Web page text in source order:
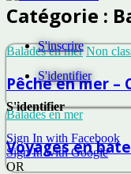
S'inscrire
S'identifier
S'identifier
Sign In with Facebook
Sign In with Google
OR
Catégorie :
Balades en mer Non
Pêche en mer –
Balades en mer
Voyages en